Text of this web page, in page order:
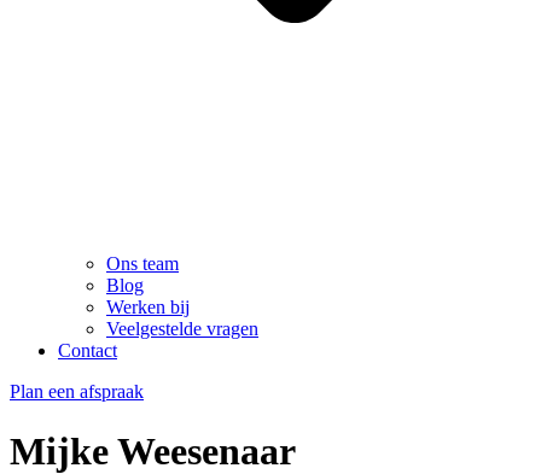
Ons team
Blog
Werken bij
Veelgestelde vragen
Contact
Plan een afspraak
Mijke Weesenaar